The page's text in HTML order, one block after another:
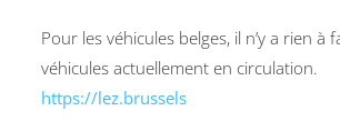
Pour les véhicules belges, il n’y a rien
véhicules actuellement en circulation.
https://lez.brussels